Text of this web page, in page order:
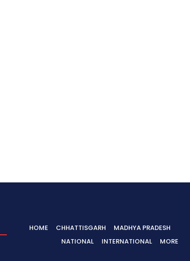
HOME CHHATTISGARH
MADHYA PRADESH
NATIONAL
INTERNATIONAL MORE